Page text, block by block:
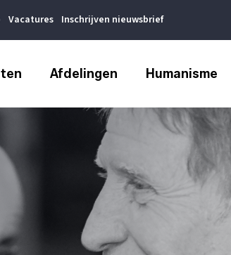
Vacatures Inschrijven nieuwsbrief
Afdelingen Humanisme